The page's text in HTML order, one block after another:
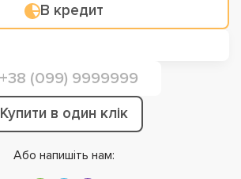
В кредит
Купити в один клік
Або напишіть нам: